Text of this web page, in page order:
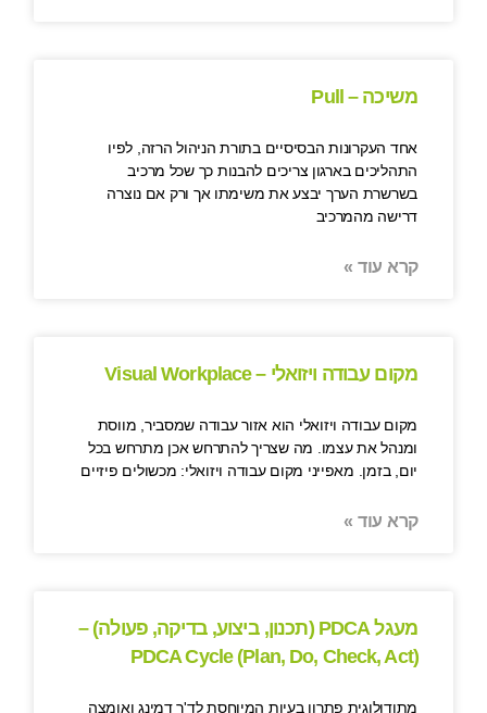
משיכה – Pull
אחד העקרונות הבסיסיים בתורת הניהול הרזה, לפיו
התהליכים בארגון צריכים להבנות כך שכל מרכיב
בשרשרת הערך יבצע את משימתו אך ורק אם נוצרה
דרישה מהמרכיב
קרא עוד »
מקום עבודה ויזואלי – Visual Workplace
מקום עבודה ויזואלי הוא אזור עבודה שמסביר, מווסת
ומנהל את עצמו. מה שצריך להתרחש אכן מתרחש בכל
יום, בזמן. מאפייני מקום עבודה ויזואלי: מכשולים פיזיים
קרא עוד »
מעגל PDCA (תכנון, ביצוע, בדיקה, פעולה) –
(PDCA Cycle (Plan, Do, Check, Act
מתודולוגית פתרון בעיות המיוחסת לד'ר דמינג ואומצה